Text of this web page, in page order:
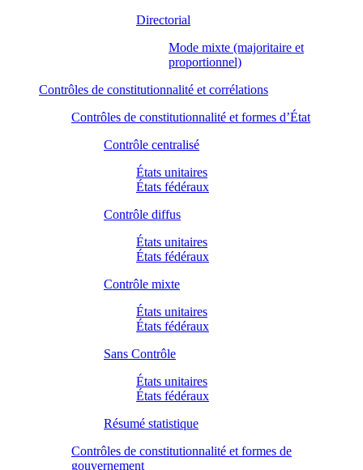
Directorial
Mode mixte (majoritaire et
proportionnel)
Contrôles de constitutionnalité et corrélations
Contrôles de constitutionnalité et formes d’État
Contrôle centralisé
États unitaires
États fédéraux
Contrôle diffus
États unitaires
États fédéraux
Contrôle mixte
États unitaires
États fédéraux
Sans Contrôle
États unitaires
États fédéraux
Résumé statistique
Contrôles de constitutionnalité et formes de
gouvernement